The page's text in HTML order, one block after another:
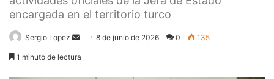
encargada en el territorio turco
Sergio Lopez
Send8 de junio de 2026 0 135
1 minuto de lectura